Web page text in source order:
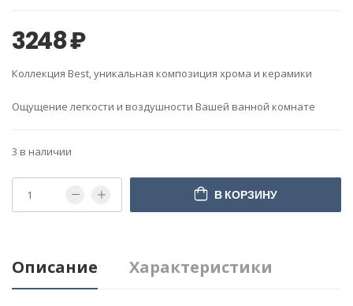
3248₽
Коллекция Best, уникальная композиция хрома и керамики
Ощущение легкости и воздушности Вашей ванной комнате
3 в наличии
В КОРЗИНУ
Описание Характеристики